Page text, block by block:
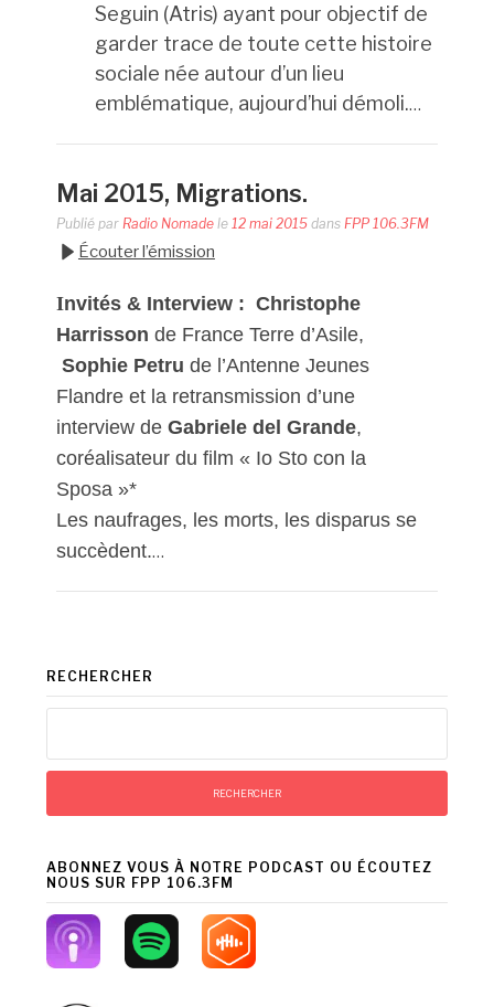
Seguin (Atris) ayant pour objectif de
garder trace de toute cette histoire
sociale née autour d’un lieu
emblématique, aujourd’hui démoli.…
Mai 2015, Migrations.
Publié par Radio Nomadele 12 mai 2015dans FPP 106.3FM
Écouter l’émission
Invités & Interview : Christophe
Harrisson de France Terre d’Asile,
Sophie Petru de l’Antenne Jeunes
Flandre et la retransmission d’une
interview de Gabriele del Grande,
coréalisateur du film « Io Sto con la
Sposa »*
Les naufrages, les morts, les disparus se
succèdent.…
RECHERCHER
ABONNEZ VOUS À NOTRE PODCAST OU ÉCOUTEZ
NOUS SUR FPP 106.3FM